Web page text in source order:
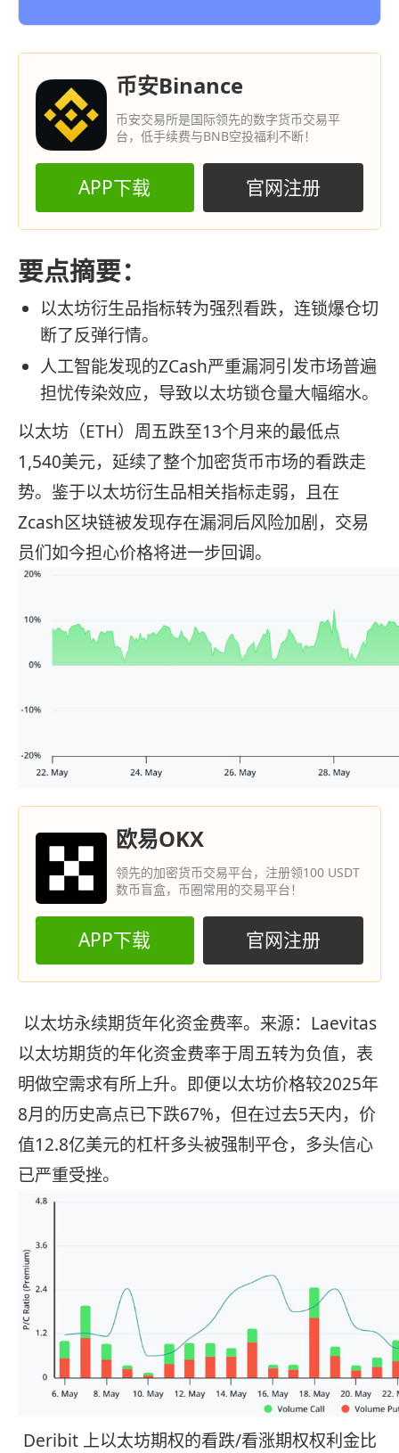
币安Binance
币安交易所是国际领先的数字货币交易平
台，低手续费与BNB空投福利不断！
APP下载 官网注册
要点摘要：
以太坊衍生品指标转为强烈看跌，连锁爆仓切
断了反弹行情。
人工智能发现的ZCash严重漏洞引发市场普遍
担忧传染效应，导致以太坊锁仓量大幅缩水。
以太坊（ETH）周五跌至13个月来的最低点
1,540美元，延续了整个加密货币市场的看跌走
势。鉴于以太坊衍生品相关指标走弱，且在
Zcash区块链被发现存在漏洞后风险加剧，交易
员们如今担心价格将进一步回调。
欧易OKX
领先的加密货币交易平台，注册领100 USDT
数币盲盒，币圈常用的交易平台！
APP下载 官网注册
以太坊永续期货年化资金费率。来源：Laevitas
以太坊期货的年化资金费率于周五转为负值，表
明做空需求有所上升。即便以太坊价格较2025年
8月的历史高点已下跌67%，但在过去5天内，价
值12.8亿美元的杠杆多头被强制平仓，多头信心
已严重受挫。
Deribit 上以太坊期权的看跌/看涨期权权利金比